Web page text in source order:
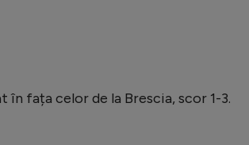
în fața celor de la Brescia, scor 1-3.